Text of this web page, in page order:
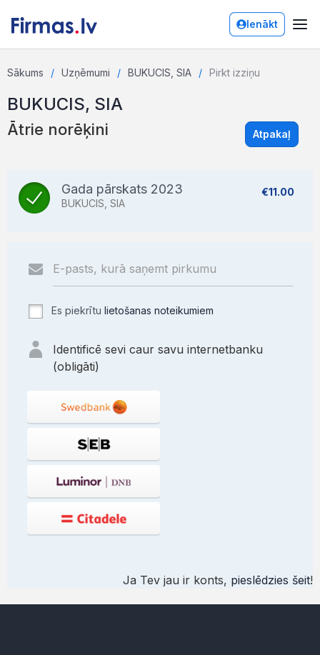
Ienākt
Sākums Uzņēmumi BUKUCIS, SIA Pirkt izziņu
BUKUCIS, SIA
Ātrie norēķini Atpakaļ
Gada pārskats 2023
BUKUCIS, SIA
€11.00
Es piekrītu lietošanas noteikumiem
Identificē sevi caur savu internetbanku
(obligāti)
Ja Tev jau ir konts, pieslēdzies šeit!